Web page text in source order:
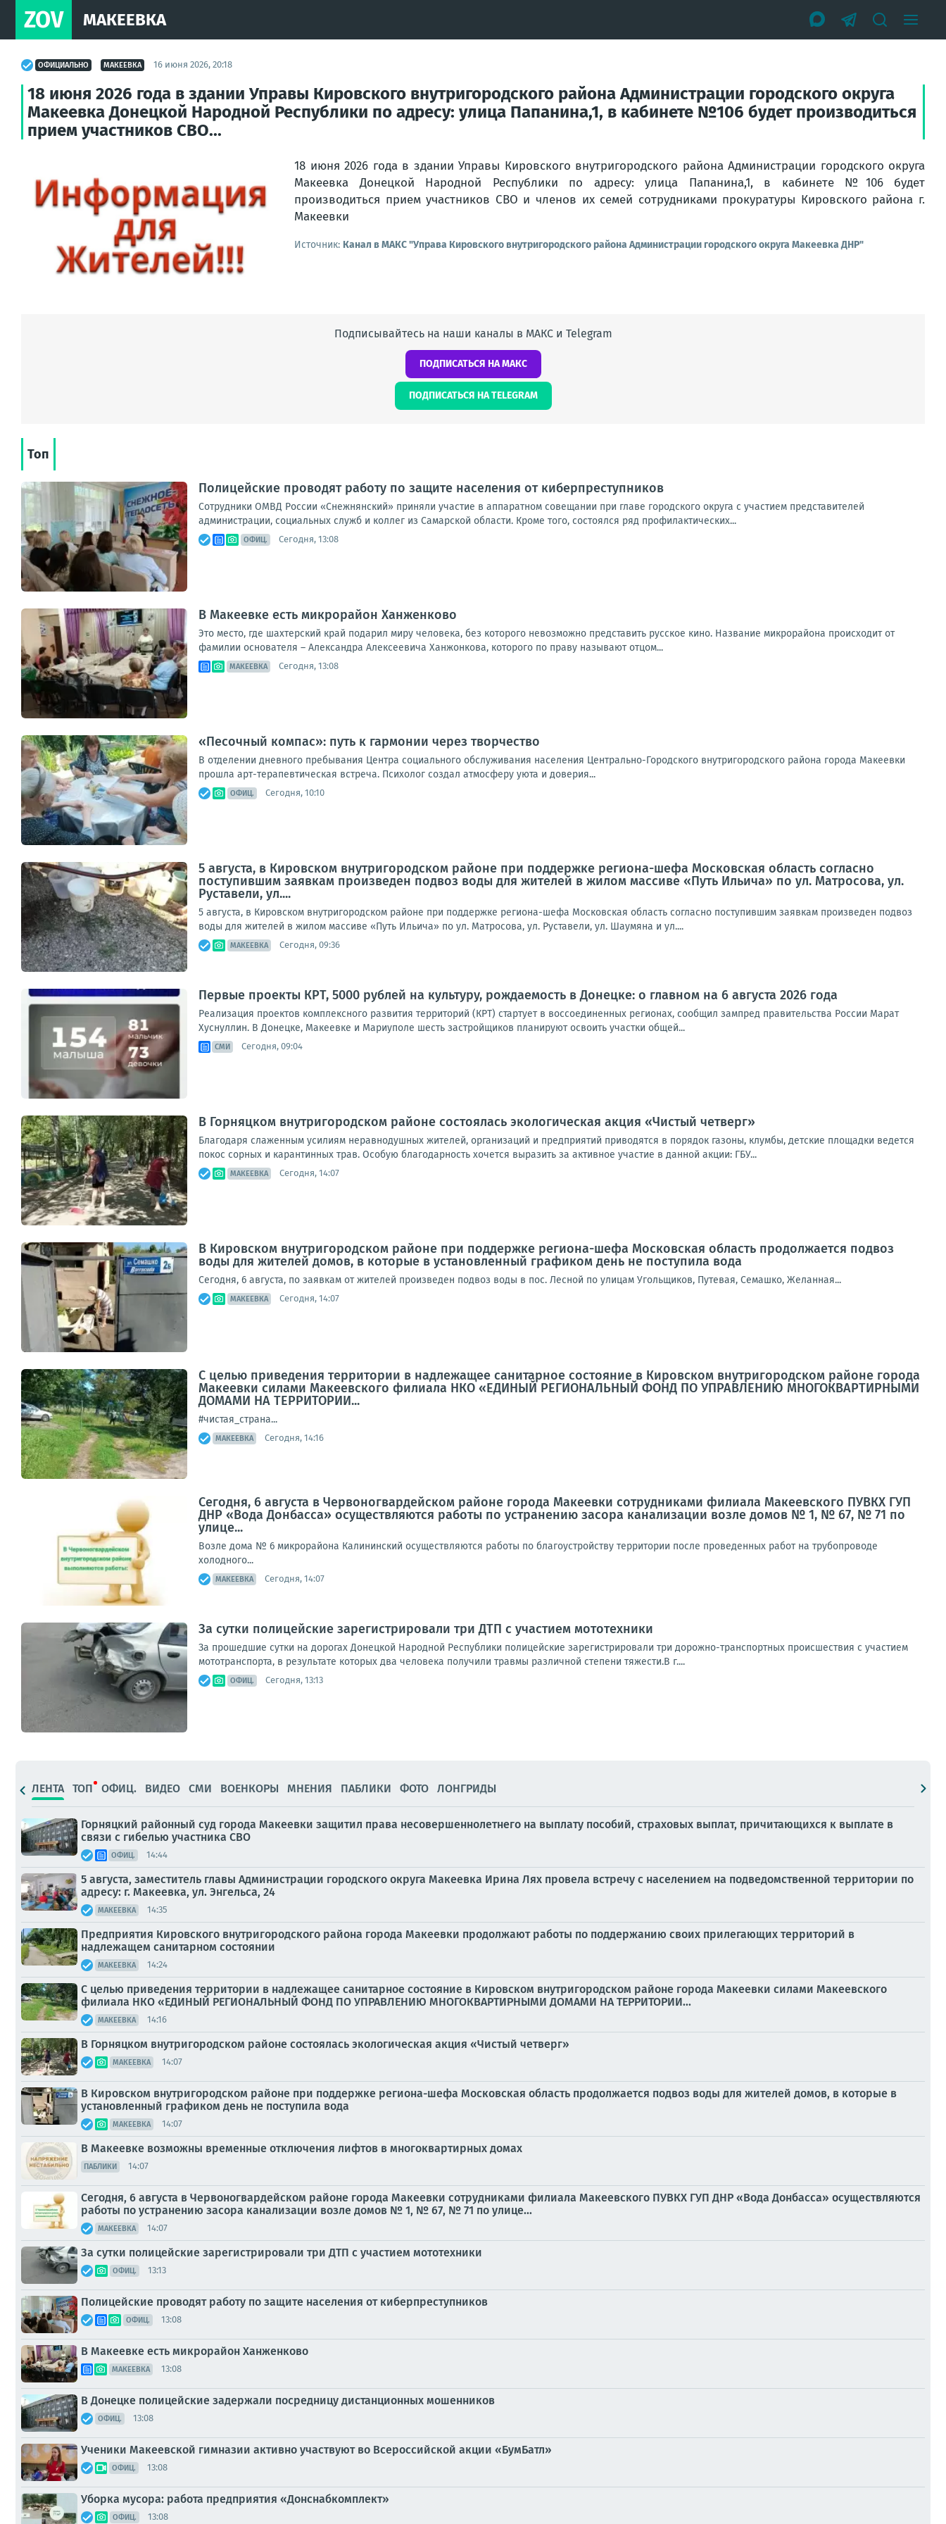
ZOV МАКЕЕВКА
ОФИЦИАЛЬНО МАКЕЕВКА 16 июня 2026, 20:18
18 июня 2026 года в здании Управы Кировского внутригородского района Администрации городского округа
Макеевка Донецкой Народной Республики по адресу: улица Папанина,1, в кабинете №106 будет производиться
прием участников СВО...
18 июня 2026 года в здании Управы Кировского внутригородского района Администрации городского округа
Макеевка Донецкой Народной Республики по адресу: улица Папанина,1, в кабинете №106 будет
производиться прием участников СВО и членов их семей сотрудниками прокуратуры Кировского района г.
Макеевки
Источник: Канал в МАКС "Управа Кировского внутригородского района Администрации городского округа Макеевка ДНР"
Подписывайтесь на наши каналы в МАКС и Telegram
ПОДПИСАТЬСЯ НА МАКС
ПОДПИСАТЬСЯ НА TELEGRAM
Топ
Полицейские проводят работу по защите населения от киберпреступников
Сотрудники ОМВД России «Снежнянский» приняли участие в аппаратном совещании при главе городского округа с участием представителей
администрации, социальных служб и коллег из Самарской области. Кроме того, состоялся ряд профилактических...
ОФИЦ. Сегодня, 13:08
В Макеевке есть микрорайон Ханженково
Это место, где шахтерский край подарил миру человека, без которого невозможно представить русское кино. Название микрорайона происходит от
фамилии основателя – Александра Алексеевича Ханжонкова, которого по праву называют отцом...
МАКЕЕВКА Сегодня, 13:08
«Песочный компас»: путь к гармонии через творчество
В отделении дневного пребывания Центра социального обслуживания населения Центрально-Городского внутригородского района города Макеевки
прошла арт-терапевтическая встреча. Психолог создал атмосферу уюта и доверия...
ОФИЦ. Сегодня, 10:10
5 августа, в Кировском внутригородском районе при поддержке региона-шефа Московская область согласно
поступившим заявкам произведен подвоз воды для жителей в жилом массиве «Путь Ильича» по ул. Матросова, ул.
Руставели, ул....
5 августа, в Кировском внутригородском районе при поддержке региона-шефа Московская область согласно поступившим заявкам произведен подвоз
воды для жителей в жилом массиве «Путь Ильича» по ул. Матросова, ул. Руставели, ул. Шаумяна и ул....
МАКЕЕВКА Сегодня, 09:36
Первые проекты КРТ, 5000 рублей на культуру, рождаемость в Донецке: о главном на 6 августа 2026 года
Реализация проектов комплексного развития территорий (КРТ) стартует в воссоединенных регионах, сообщил зампред правительства России Марат
Хуснуллин. В Донецке, Макеевке и Мариуполе шесть застройщиков планируют освоить участки общей...
СМИ Сегодня, 09:04
В Горняцком внутригородском районе состоялась экологическая акция «Чистый четверг»
Благодаря слаженным усилиям неравнодушных жителей, организаций и предприятий приводятся в порядок газоны, клумбы, детские площадки ведется
покос сорных и карантинных трав. Особую благодарность хочется выразить за активное участие в данной акции: ГБУ...
МАКЕЕВКА Сегодня, 14:07
В Кировском внутригородском районе при поддержке региона-шефа Московская область продолжается подвоз
воды для жителей домов, в которые в установленный графиком день не поступила вода
Сегодня, 6 августа, по заявкам от жителей произведен подвоз воды в пос. Лесной по улицам Угольщиков, Путевая, Семашко, Желанная...
МАКЕЕВКА Сегодня, 14:07
С целью приведения территории в надлежащее санитарное состояние в Кировском внутригородском районе города
Макеевки силами Макеевского филиала НКО «ЕДИНЫЙ РЕГИОНАЛЬНЫЙ ФОНД ПО УПРАВЛЕНИЮ МНОГОКВАРТИРНЫМИ
ДОМАМИ НА ТЕРРИТОРИИ...
#чистая_страна...
МАКЕЕВКА Сегодня, 14:16
Сегодня, 6 августа в Червоногвардейском районе города Макеевки сотрудниками филиала Макеевского ПУВКХ ГУП
ДНР «Вода Донбасса» осуществляются работы по устранению засора канализации возле домов № 1, № 67, № 71 по
улице...
Возле дома № 6 микрорайона Калининский осуществляются работы по благоустройству территории после проведенных работ на трубопроводе
холодного...
МАКЕЕВКА Сегодня, 14:07
За сутки полицейские зарегистрировали три ДТП с участием мототехники
За прошедшие сутки на дорогах Донецкой Народной Республики полицейские зарегистрировали три дорожно-транспортных происшествия с участием
мототранспорта, в результате которых два человека получили травмы различной степени тяжести.В г....
ОФИЦ. Сегодня, 13:13
ЛЕНТА ТОП ОФИЦ. ВИДЕО СМИ ВОЕНКОРЫ МНЕНИЯ ПАБЛИКИ ФОТО ЛОНГРИДЫ
Горняцкий районный суд города Макеевки защитил права несовершеннолетнего на выплату пособий, страховых выплат, причитающихся к выплате в
связи с гибелью участника СВО
ОФИЦ. 14:44
5 августа, заместитель главы Администрации городского округа Макеевка Ирина Лях провела встречу с населением на подведомственной территории по
адресу: г. Макеевка, ул. Энгельса, 24
МАКЕЕВКА 14:35
Предприятия Кировского внутригородского района города Макеевки продолжают работы по поддержанию своих прилегающих территорий в
надлежащем санитарном состоянии
МАКЕЕВКА 14:24
С целью приведения территории в надлежащее санитарное состояние в Кировском внутригородском районе города Макеевки силами Макеевского
филиала НКО «ЕДИНЫЙ РЕГИОНАЛЬНЫЙ ФОНД ПО УПРАВЛЕНИЮ МНОГОКВАРТИРНЫМИ ДОМАМИ НА ТЕРРИТОРИИ...
МАКЕЕВКА 14:16
В Горняцком внутригородском районе состоялась экологическая акция «Чистый четверг»
МАКЕЕВКА 14:07
В Кировском внутригородском районе при поддержке региона-шефа Московская область продолжается подвоз воды для жителей домов, в которые в
установленный графиком день не поступила вода
МАКЕЕВКА 14:07
В Макеевке возможны временные отключения лифтов в многоквартирных домах
ПАБЛИКИ 14:07
Сегодня, 6 августа в Червоногвардейском районе города Макеевки сотрудниками филиала Макеевского ПУВКХ ГУП ДНР «Вода Донбасса» осуществляются
работы по устранению засора канализации возле домов № 1, № 67, № 71 по улице...
МАКЕЕВКА 14:07
За сутки полицейские зарегистрировали три ДТП с участием мототехники
ОФИЦ. 13:13
Полицейские проводят работу по защите населения от киберпреступников
ОФИЦ. 13:08
В Макеевке есть микрорайон Ханженково
МАКЕЕВКА 13:08
В Донецке полицейские задержали посредницу дистанционных мошенников
ОФИЦ. 13:08
Ученики Макеевской гимназии активно участвуют во Всероссийской акции «БумБатл»
ОФИЦ. 13:08
Уборка мусора: работа предприятия «Донснабкомплект»
ОФИЦ. 13:08